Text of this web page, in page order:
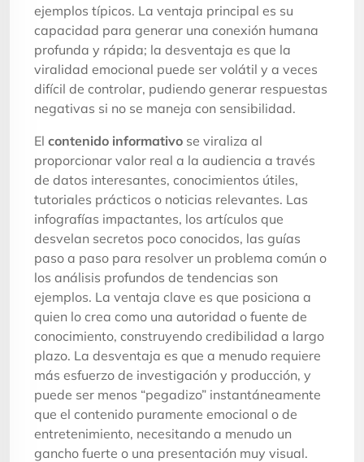
ejemplos típicos. La ventaja principal es su
capacidad para generar una conexión humana
profunda y rápida; la desventaja es que la
viralidad emocional puede ser volátil y a veces
difícil de controlar, pudiendo generar respuestas
negativas si no se maneja con sensibilidad.
El contenido informativo se viraliza al
proporcionar valor real a la audiencia a través
de datos interesantes, conocimientos útiles,
tutoriales prácticos o noticias relevantes. Las
infografías impactantes, los artículos que
desvelan secretos poco conocidos, las guías
paso a paso para resolver un problema común o
los análisis profundos de tendencias son
ejemplos. La ventaja clave es que posiciona a
quien lo crea como una autoridad o fuente de
conocimiento, construyendo credibilidad a largo
plazo. La desventaja es que a menudo requiere
más esfuerzo de investigación y producción, y
puede ser menos “pegadizo” instantáneamente
que el contenido puramente emocional o de
entretenimiento, necesitando a menudo un
gancho fuerte o una presentación muy visual.